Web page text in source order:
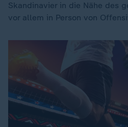
Skandinavier in die Nähe des
vor allem in Person von